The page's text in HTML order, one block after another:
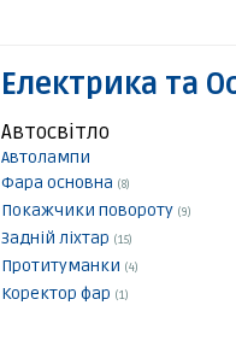
Електрика та
Автосвітло
Автолампи
Фара основна (8)
Покажчики повороту (9)
Задній ліхтар (15)
Протитуманки (4)
Коректор фар (1)